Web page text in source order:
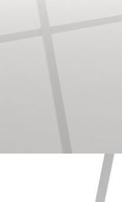
Bodenbearbeitung